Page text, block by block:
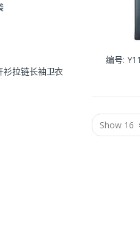
编号:
衫拉链长袖卫衣